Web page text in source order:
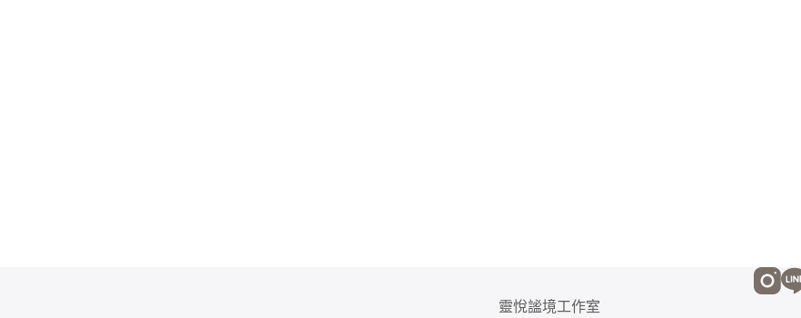
靈悅謐境工作室